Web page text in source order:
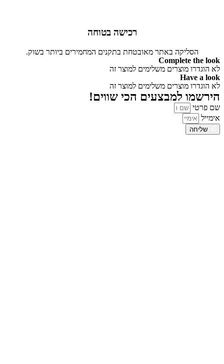
רכישה בטוחה
הסליקה באתר מאובטחת בתקנים המחמירים ביותר בשוק.
Complete the look
לא הוגדרו מוצרים משלימים למוצר זה
Have a look
לא הוגדרו מוצרים משלימים למוצר זה
הירשמו למבצעים הכי שווים!
שם פרטי
אימייל
שליחה